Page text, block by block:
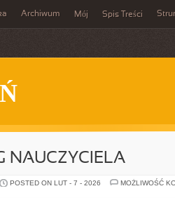
Archiwum Mój Spis Treści
NAUCZYCIELA
POSTED ON LUT - 7 - 2026
MOŻLIWOŚĆ